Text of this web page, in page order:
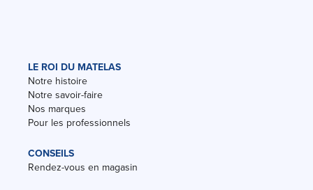
LE ROI DU MATELAS
Notre histoire
Notre savoir-faire
Nos marques
Pour les professionnels
CONSEILS
Rendez-vous en magasin